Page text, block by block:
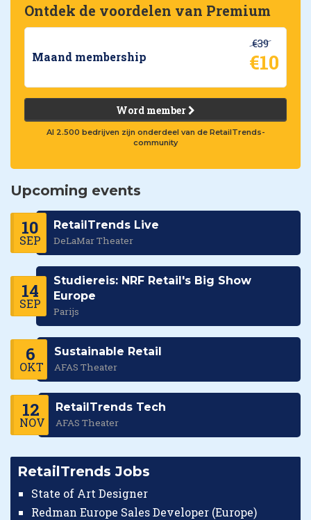
Ontdek de voordelen van Premium
Maand membership
€39
€10
Word member
Al 2.500 bedrijven zijn onderdeel van de RetailTrends-
community
Upcoming events
10
SEP
RetailTrends Live
DeLaMar Theater
14
SEP
Studiereis: NRF Retail's Big Show
Europe
Parijs
6
OKT
Sustainable Retail
AFAS Theater
12
NOV
RetailTrends Tech
AFAS Theater
RetailTrends Jobs
State of Art Designer
Redman Europe Sales Developer (Europe)